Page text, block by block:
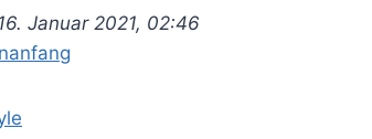
Januar 2021, 02:46